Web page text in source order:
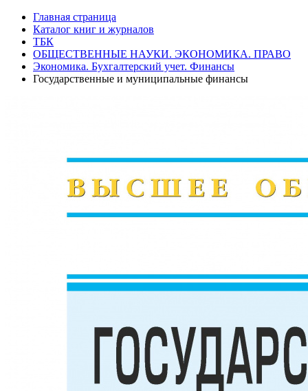
Главная страница
Каталог книг и журналов
ТБК
ОБЩЕСТВЕННЫЕ НАУКИ. ЭКОНОМИКА. ПРАВО
Экономика. Бухгалтерский учет. Финансы
Государственные и муниципальные финансы